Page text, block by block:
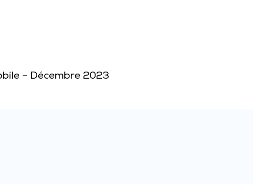
– Décembre 2023